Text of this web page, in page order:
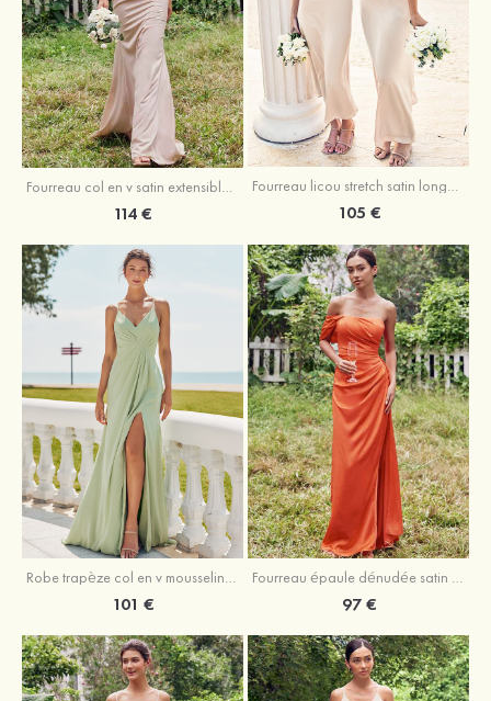
Fourreau col en v satin extensible ras du sol robe de demoiselle d'honneur
114 €
Fourreau licou stretch satin longueur cheville robe de demoiselle d'honneur
105 €
Robe trapèze col en v mousseline ras du sol robe de demoiselle d'honneur
101 €
Fourreau épaule dénudée satin extensible ras du sol robe de demoiselle d'honneur
97 €